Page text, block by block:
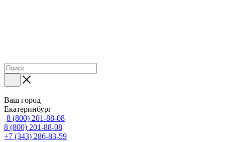
Ваш город
Екатеринбург
8 (800) 201-88-08
8 (800) 201-88-08
+7 (343) 286-83-59